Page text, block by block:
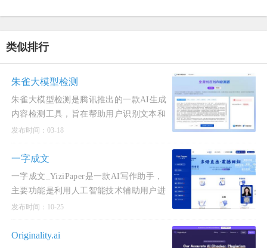
类似排行
朱雀大模型检测
朱雀大模型检测是腾讯推出的一款AI生成
内容检测工具，旨在帮助用户识别文本和
图像是否由AI生成。该工具由腾讯混元安
和自然语言处理技术，能
发布时间：03-18
一字成文
一字成文_YiziPaper是一款AI写作助手，
主要功能是利用人工智能技术辅助用户进
行中英文写作。该软件支持多种语言和学
AI命令，生成专业论文。
发布时间：10-25
Originality.ai